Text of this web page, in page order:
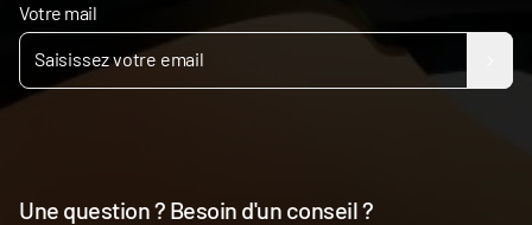
Votre mail
Une question ? Besoin d'un conseil ?